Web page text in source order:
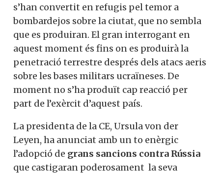
s’han convertit en refugis pel temor a
bombardejos sobre la ciutat, que no sembla
que es produiran. El gran interrogant en
aquest moment és fins on es produirà la
penetració terrestre després dels atacs aeris
sobre les bases militars ucraïneses. De
moment no s’ha produït cap reacció per
part de l’exèrcit d’aquest país.
La presidenta de la CE, Ursula von der
Leyen, ha anunciat amb un to enèrgic
l’adopció de grans sancions contra Rússia
que castigaran poderosament la seva